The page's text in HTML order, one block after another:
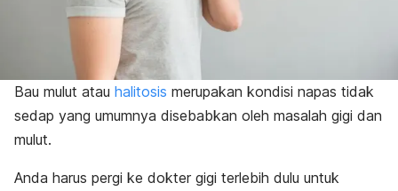
Bau mulut atau halitosis merupakan kondisi napas tidak
sedap yang umumnya disebabkan oleh masalah gigi dan
mulut.
Anda harus pergi ke dokter gigi terlebih dulu untuk